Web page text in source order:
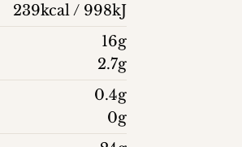
239kcal / 998kJ
16g
2.7g
0.4g
0g